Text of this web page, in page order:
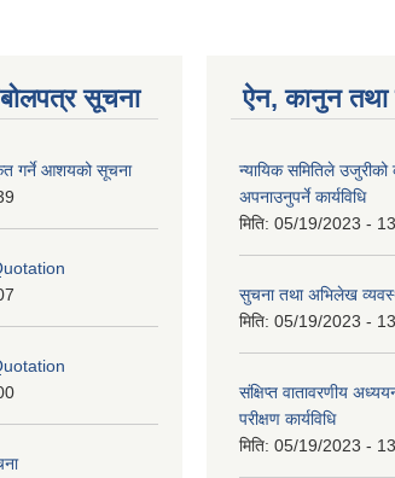
सूचना
गर्ने आशयको सूचना
ऐन, कानुन तथा
न्यायिक समितिले उजुरीको
अपनाउनुपर्ने कार्यविधि
मिति: 05/19/2023 -
सुचना तथा अभिलेख
मिति: 05/19/2023 -
संक्षिप्त वातावरणीय
परीक्षण कार्यविधि
मिति: 05/19/2023 -